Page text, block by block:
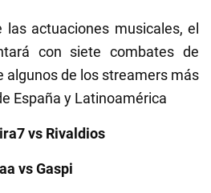
las actuaciones musicales, el
con siete combates de
algunos de los streamers más
España y Latinoamérica
vs Rivaldios
vs Gaspi